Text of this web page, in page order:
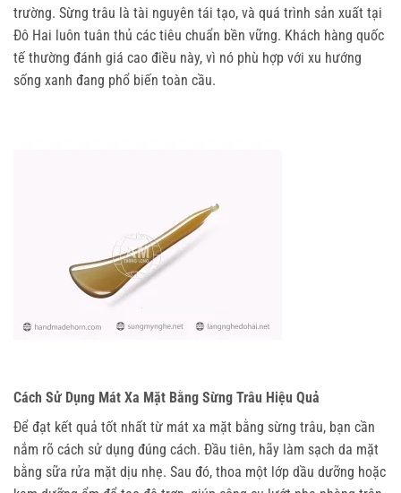
trường. Sừng trâu là tài nguyên tái tạo, và quá trình sản xuất tại
Đô Hai luôn tuân thủ các tiêu chuẩn bền vững. Khách hàng quốc
tế thường đánh giá cao điều này, vì nó phù hợp với xu hướng
sống xanh đang phổ biến toàn cầu.
Cách Sử Dụng Mát Xa Mặt Bằng Sừng Trâu Hiệu Quả
Để đạt kết quả tốt nhất từ mát xa mặt bằng sừng trâu, bạn cần
nắm rõ cách sử dụng đúng cách. Đầu tiên, hãy làm sạch da mặt
bằng sữa rửa mặt dịu nhẹ. Sau đó, thoa một lớp dầu dưỡng hoặc